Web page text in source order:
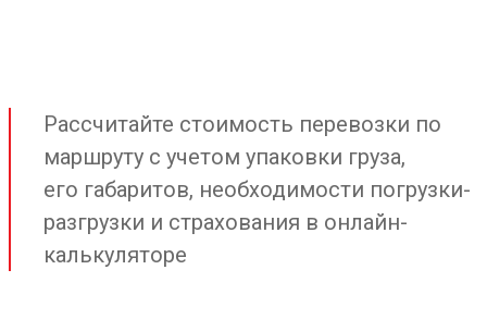
Рассчитайте стоимость перевозки по
маршруту с учетом упаковки груза,
его габаритов, необходимости погрузки-
разгрузки и страхования в онлайн-
калькуляторе